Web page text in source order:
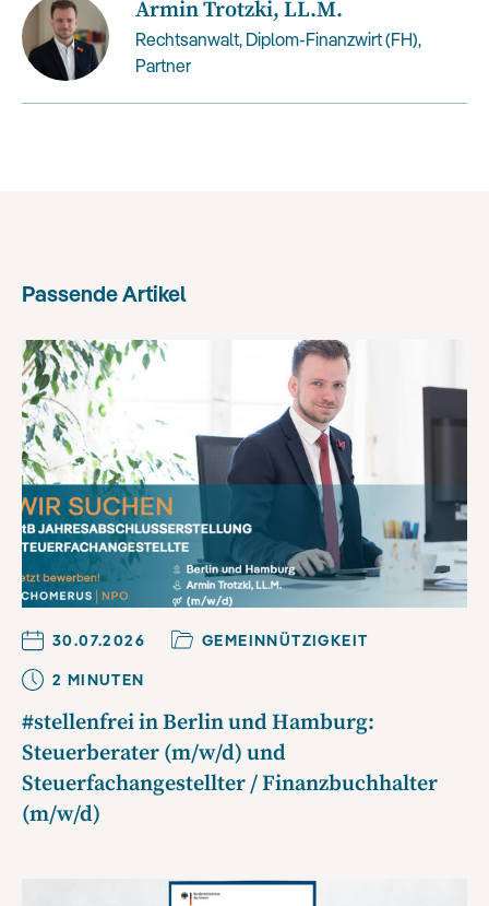
Armin Trotzki, LL.M.
Rechtsanwalt, Diplom-Finanzwirt (FH),
Partner
Passende Artikel
30.07.2026
GEMEINNÜTZIGKEIT
2 MINUTEN
#stellenfrei in Berlin und Hamburg:
Steuerberater (m/w/d) und
Steuerfachangestellter / Finanzbuchhalter
(m/w/d)